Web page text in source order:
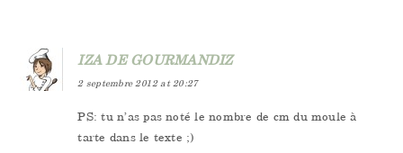
IZA DE GOURMANDIZ
2 septembre 2012 at 20:27
PS: tu n’as pas noté le nombre de cm du moule à
tarte dans le texte ;)